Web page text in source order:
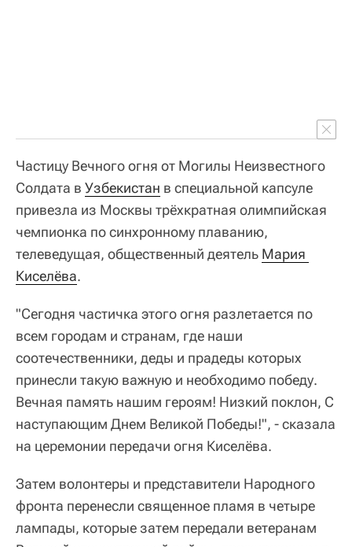
Частицу Вечного огня от Могилы Неизвестного
Солдата в Узбекистан в специальной капсуле
привезла из Москвы трёхкратная олимпийская
чемпионка по синхронному плаванию,
телеведущая, общественный деятель Мария
Киселёва.
"Сегодня частичка этого огня разлетается по
всем городам и странам, где наши
соотечественники, деды и прадеды которых
принесли такую важную и необходимо победу.
Вечная память нашим героям! Низкий поклон, С
наступающим Днем Великой Победы!", - сказала
на церемонии передачи огня Киселёва.
Затем волонтеры и представители Народного
фронта перенесли священное пламя в четыре
лампады, которые затем передали ветеранам